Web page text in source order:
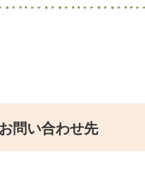
問い合わせ先